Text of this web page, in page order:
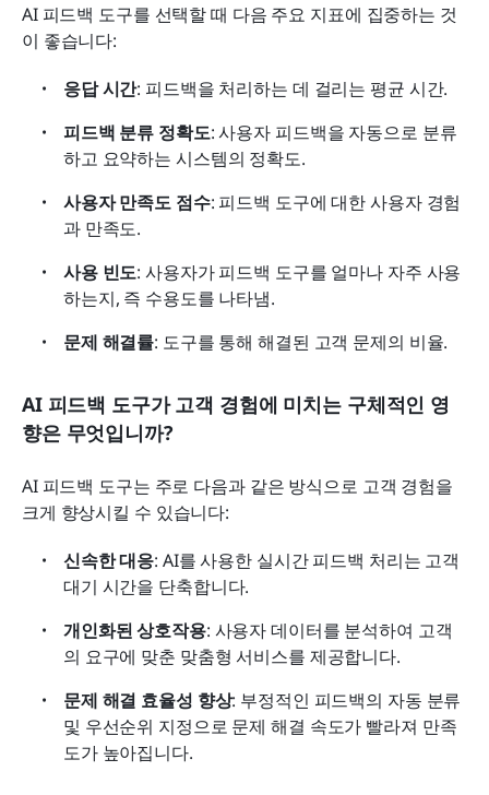
AI 피드백 도구를 선택할 때 다음 주요 지표에 집중하는 것
이 좋습니다:
응답 시간: 피드백을 처리하는 데 걸리는 평균 시간.
피드백 분류 정확도: 사용자 피드백을 자동으로 분류
하고 요약하는 시스템의 정확도.
사용자 만족도 점수: 피드백 도구에 대한 사용자 경험
과 만족도.
사용 빈도: 사용자가 피드백 도구를 얼마나 자주 사용
하는지, 즉 수용도를 나타냄.
문제 해결률: 도구를 통해 해결된 고객 문제의 비율.
AI 피드백 도구가 고객 경험에 미치는 구체적인 영
향은 무엇입니까?
AI 피드백 도구는 주로 다음과 같은 방식으로 고객 경험을
크게 향상시킬 수 있습니다:
신속한 대응: AI를 사용한 실시간 피드백 처리는 고객
대기 시간을 단축합니다.
개인화된 상호작용: 사용자 데이터를 분석하여 고객
의 요구에 맞춘 맞춤형 서비스를 제공합니다.
문제 해결 효율성 향상: 부정적인 피드백의 자동 분류
및 우선순위 지정으로 문제 해결 속도가 빨라져 만족
도가 높아집니다.